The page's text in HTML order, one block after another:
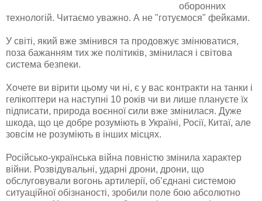
оборонних
технологій. Читаємо уважно. А не "готуємося" фейками.
У світі, який вже змінився та продовжує змінюватися,
поза бажанням тих же політиків, змінилася і світова
система безпеки.
Хочете ви вірити цьому чи ні, є у вас контракти на танки і
гелікоптери на наступні 10 років чи ви лише плануєте їх
підписати, природа воєнної сили вже змінилася. Дуже
шкода, що це добре розуміють в Україні, Росії, Китаї, але
зовсім не розуміють в інших місцях.
Російсько-українська війна повністю змінила характер
війни. Розвідувальні, ударні дрони, дрони, що
обслуговували вогонь артилерії, об’єднані системою
ситуаційної обізнаності, зробили поле бою абсолютно